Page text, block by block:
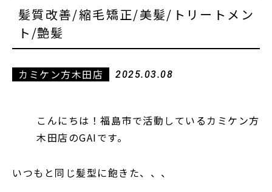
髪質改善/縮毛矯正/美髪/トリートメン
ト/艶髪
カミケン方木田店 2025.03.08
こんにちは！福島市で活動しているカミケン方
木田店のGAIです。
いつもと同じ髪型に飽きた、、、